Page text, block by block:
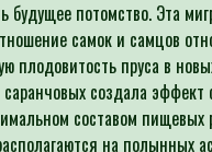
будущее потомство. Эта
самок и самцов
плодовитость пруса в
создала
составом
на полынных